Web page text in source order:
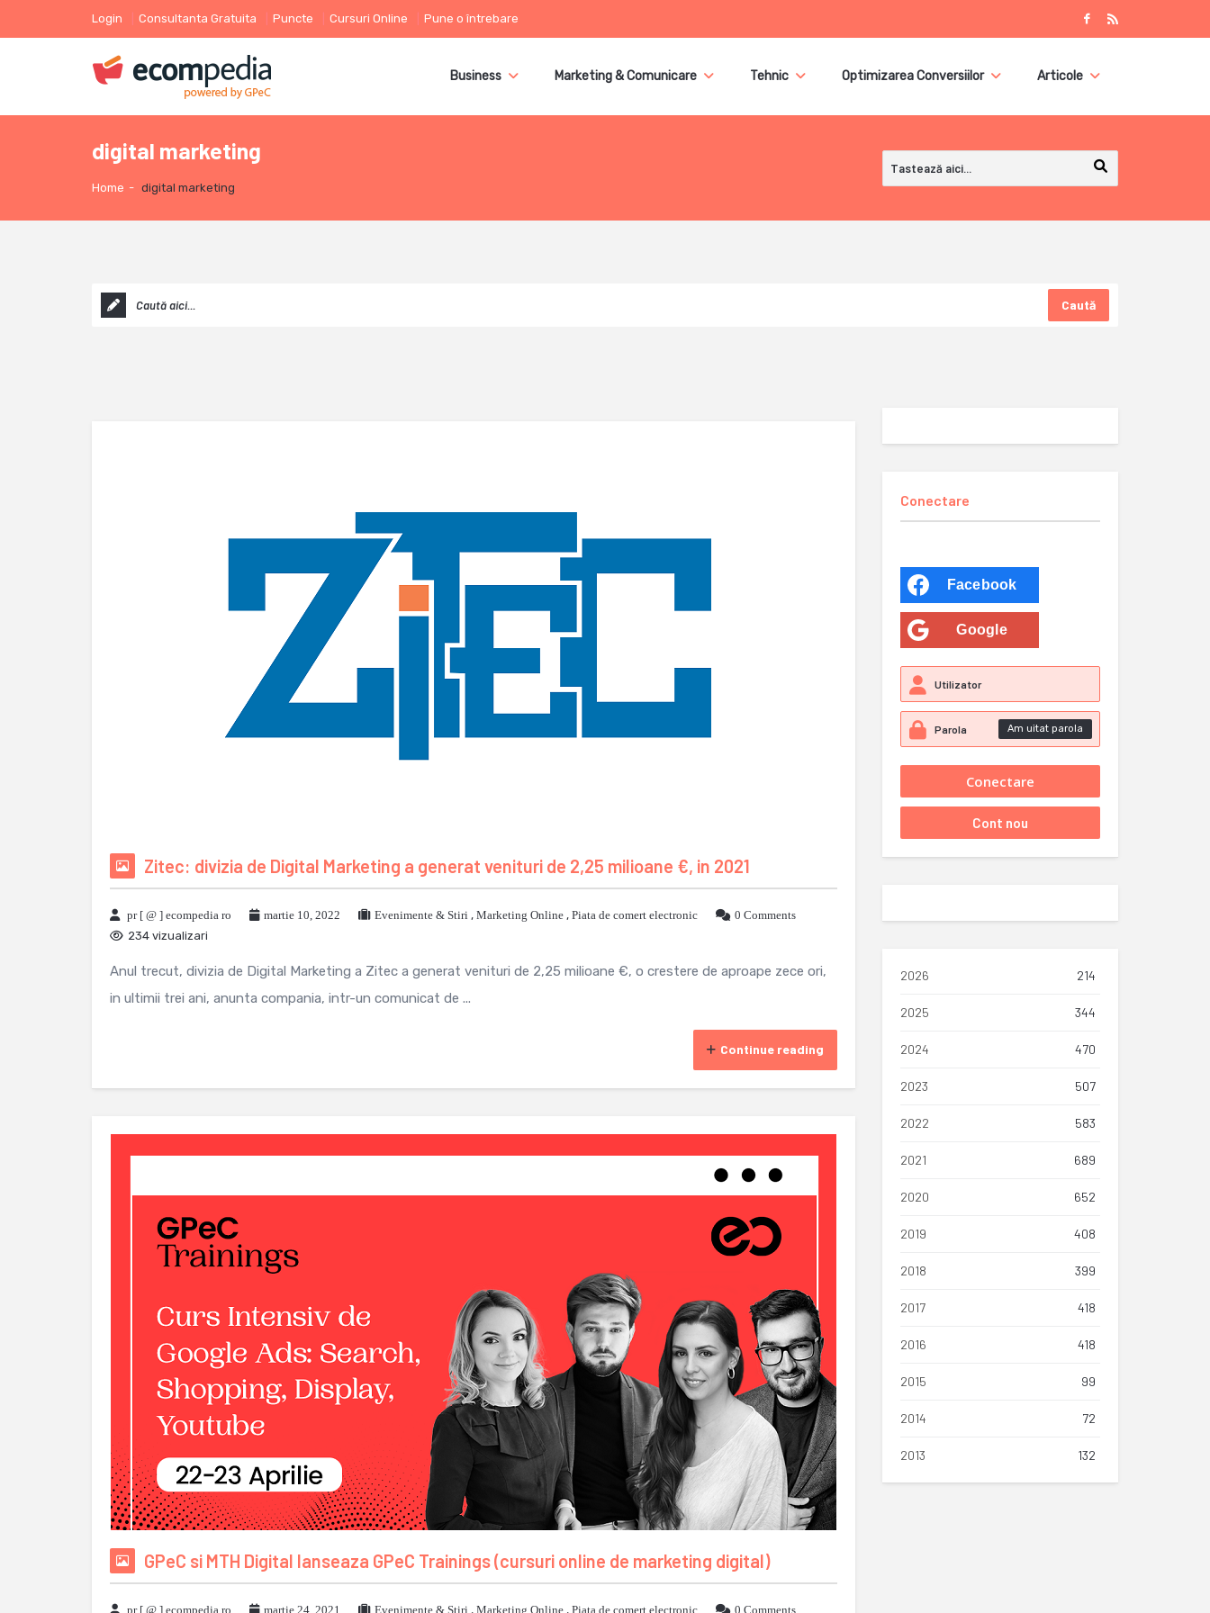
Login Consultanta Gratuita Puncte Cursuri Online Pune o întrebare
Business Marketing & Comunicare Tehnic Optimizarea Conversiilor Articole
digital marketing
Home - digital marketing
Caută
Zitec: divizia de Digital Marketing a generat venituri de 2,25 milioane €, in 2021
pr [ @ ] ecompedia ro martie 10, 2022 Evenimente & Stiri , Marketing Online , Piata de comert electronic
0 Comments
234 vizualizari
Anul trecut, divizia de Digital Marketing a Zitec a generat venituri de 2,25 milioane €, o crestere de aproape zece ori,
in ultimii trei ani, anunta compania, intr-un comunicat de ...
Continue reading
GPeC si MTH Digital lanseaza GPeC Trainings (cursuri online de marketing digital)
pr [ @ ] ecompedia ro martie 24, 2021 Evenimente & Stiri , Marketing Online , Piata de comert electronic
0 Comments
Conectare
Facebook
Google
Am uitat parola
2026 214
2025 344
2024 470
2023 507
2022 583
2021 689
2020 652
2019 408
2018 399
2017 418
2016 418
2015 99
2014 72
2013 132